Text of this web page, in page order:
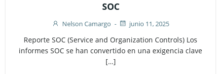
SOC
Nelson Camargo - junio 11, 2025
Reporte SOC (Service and Organization Controls) Los
informes SOC se han convertido en una exigencia clave
[…]